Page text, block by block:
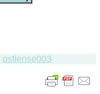
ostiense003